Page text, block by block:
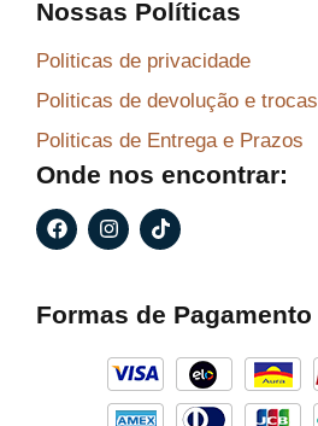
Nossas Políticas
Politicas de privacidade
Politicas de devolução e trocas
Politicas de Entrega e Prazos
Onde nos encontrar:
F
a
c
o
I
n
s
g
a
m
T
i
k
k
Formas de Pagamento